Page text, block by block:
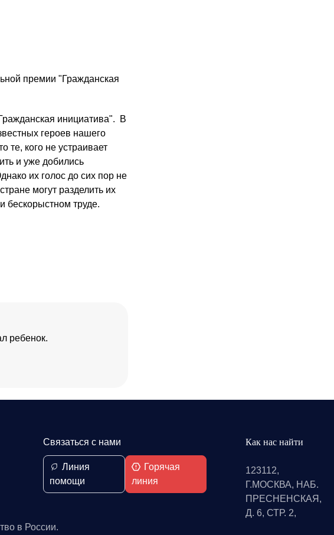
премии "Гражданская
инициатива". В
героев нашего
те, кого не устраивает
и уже добились
их голос до сих пор не
могут разделить их
бескорыстном труде.
ребенок.
Связаться с нами
Линия
помощи
Горячая
линия
в России.
Как нас найти
123112,
Г.МОСКВА, НАБ.
ПРЕСНЕНСКАЯ,
Д. 6, СТР. 2,